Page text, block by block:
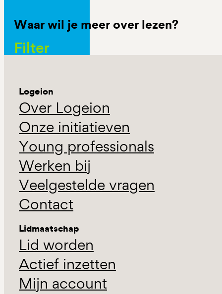
Waar wil je meer over lezen?
Filter
Logeion
Over Logeion
Onze initiatieven
Young professionals
Werken bij
Veelgestelde vragen
Contact
Lidmaatschap
Lid worden
Actief inzetten
Mijn account